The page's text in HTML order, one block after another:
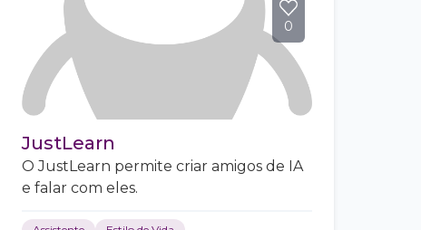
0
JustLearn
O JustLearn permite criar amigos de IA
e falar com eles.